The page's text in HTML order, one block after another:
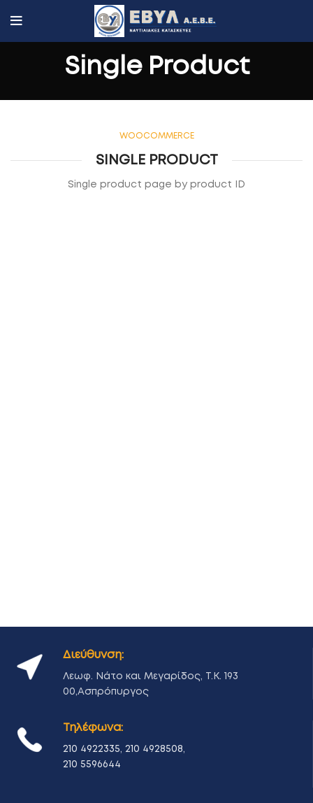
Single Product
WOOCOMMERCE
SINGLE PRODUCT
Single product page by product ID
Διεύθυνση:
Λεωφ. Νάτο και Μεγαρίδος, Τ.Κ. 193
00,Ασπρόπυργος
Τηλέφωνα:
210 4922335, 210 4928508,
210 5596644